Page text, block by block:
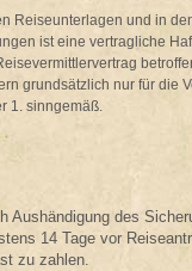
Reiseunterlagen und in
ist eine vertragliche
grundsätzlich nur für
1. sinngemäß.
Aushändigung des
14 Tage vor
zu zahlen.